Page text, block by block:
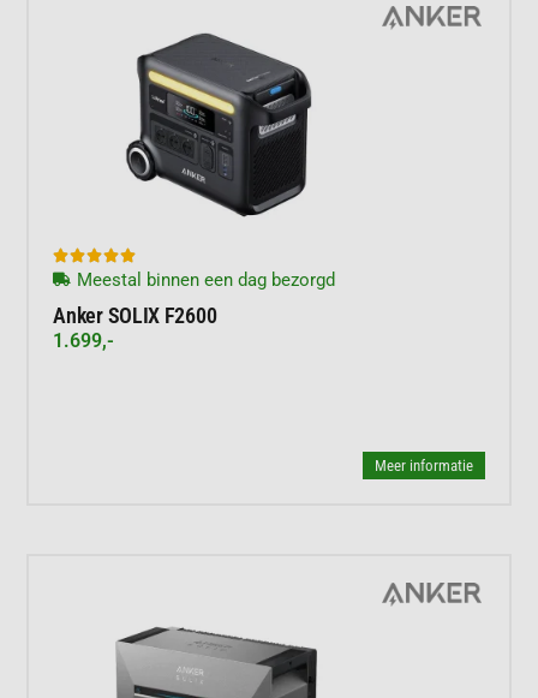

Meestal binnen een dag bezorgd
Anker SOLIX F2600
1.699,-
Meer informatie